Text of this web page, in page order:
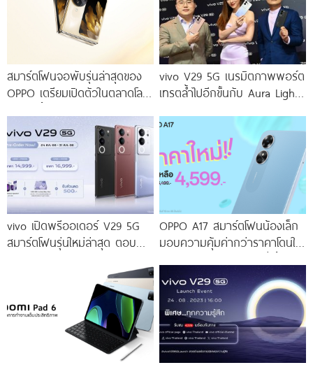
สมาร์ตโฟนจอพับรุ่นล่าสุดของ
OPPO เตรียมเปิดตัวในตลาดโลก
vivo V29 5G เนรมิตภาพพอร์ต
เทรตล้ำไปอีกขั้นกับ Aura Light
โดดเด่นด้วยสุนทรียศาสตร์แห่ง
vivo เปิดพรีออเดอร์ V29 5G
สมาร์ตโฟนรุ่นใหม่ล่าสุด ตอบ
ราคาเริ่มต้นเพียง 14,999 บาท
จัดเต็มกับโปรโมชันพิเศษก่อนใคร
OPPO A17 สมาร์ตโฟนน้องเล็ก
มอบความคุ้มค่ากว่าราคาโดนใจ
ราคาใหม่เพียง 4,599 บาท
เท่านั้น!